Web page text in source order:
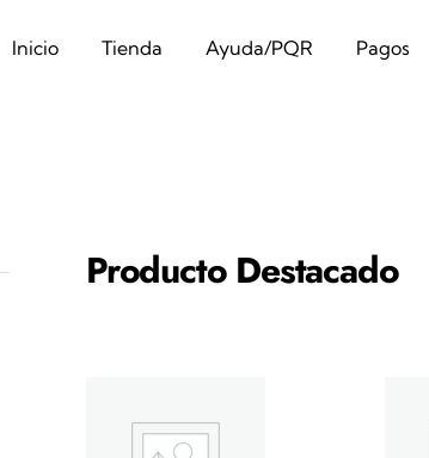
Inicio Tienda Ayuda/PQR Pagos
Producto Destacado